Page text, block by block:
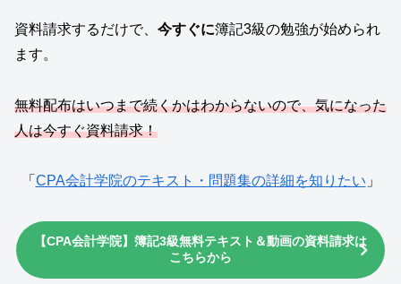
資料請求するだけで、 今すぐに簿記3級の勉強が始められ
ます。
無料配布はいつまで続くかはわからないので、気になった
人は今すぐ資料請求！
「 CPA会計学院のテキスト・問題集の詳細を知りたい 」
【CPA会計学院】簿記3級無料テキスト＆動画の資料請求は
こちらから